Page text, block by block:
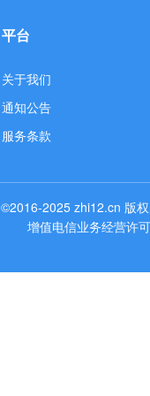
平台
关于我们
通知公告
服务条款
©2016-2025 zhi12.cn 版
增值电信业务经营许